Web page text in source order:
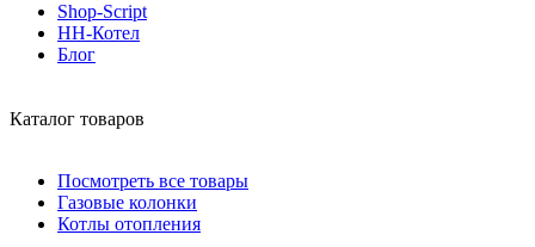
Shop-Script
НН-Котел
Блог
Каталог товаров
Посмотреть все товары
Газовые колонки
Котлы отопления